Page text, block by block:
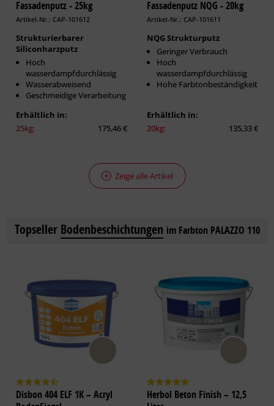
Fassadenputz - 25kg
Artikel-Nr.: CAP-101612
Strukturierbarer
Siliconharzputz
Hoch
wasserdampfdurchlässig
Wasserabweisend
Geschmeidige Verarbeitung
Erhältlich in:
25kg:
175,46 €
Fassadenputz NQG - 20kg
Artikel-Nr.: CAP-101611
NQG Strukturputz
Geringer Verbrauch
Hoch
wasserdampfdurchlässig
Hohe Farbtonbeständigkeit
Erhältlich in:
20kg:
135,33 €
Zeige alle Artikel
Topseller Bodenbeschichtungen im Farbton PALAZZO 110
Disbon 404 ELF 1K – Acryl
Herbol Beton Finish – 12,5